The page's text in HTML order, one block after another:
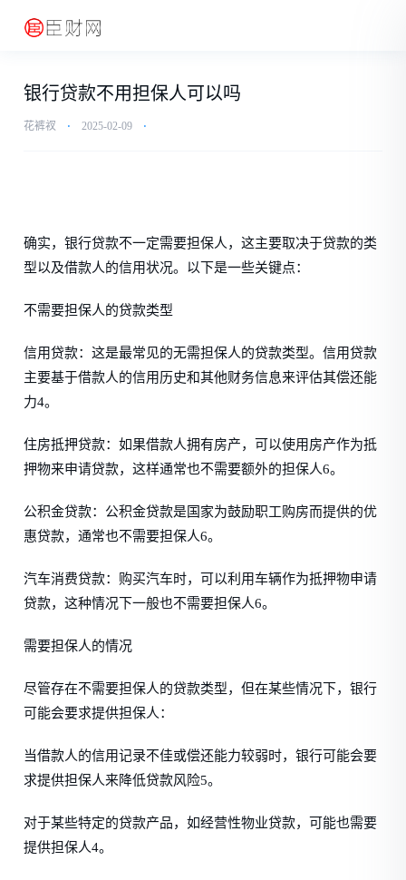
银行贷款不用担保人可以吗
花裤衩 ⋅ 2025-02-09 ⋅
确实，银行贷款不一定需要担保人，这主要取决于贷款的类
型以及借款人的信用状况。以下是一些关键点：
不需要担保人的贷款类型
信用贷款：这是最常见的无需担保人的贷款类型。信用贷款
主要基于借款人的信用历史和其他财务信息来评估其偿还能
力4。
住房抵押贷款：如果借款人拥有房产，可以使用房产作为抵
押物来申请贷款，这样通常也不需要额外的担保人6。
公积金贷款：公积金贷款是国家为鼓励职工购房而提供的优
惠贷款，通常也不需要担保人6。
汽车消费贷款：购买汽车时，可以利用车辆作为抵押物申请
贷款，这种情况下一般也不需要担保人6。
需要担保人的情况
尽管存在不需要担保人的贷款类型，但在某些情况下，银行
可能会要求提供担保人：
当借款人的信用记录不佳或偿还能力较弱时，银行可能会要
求提供担保人来降低贷款风险5。
对于某些特定的贷款产品，如经营性物业贷款，可能也需要
提供担保人4。